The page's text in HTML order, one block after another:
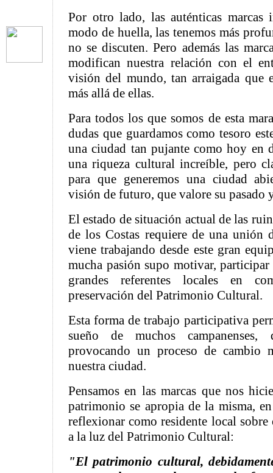
Por otro lado, las auténticas marcas
modo de huella, las tenemos más
no se discuten. Pero además las
modifican nuestra relación con el
visión del mundo, tan arraigada que
más allá de ellas.
Para todos los que somos de esta
dudas que guardamos como tesoro
una ciudad tan pujante como hoy en
una riqueza cultural increíble, pero
para que generemos una ciudad
visión de futuro, que valore su pasado
El estado de situación actual de las
de los Costas requiere de una unión
viene trabajando desde este gran
mucha pasión supo motivar,
grandes referentes locales en
preservación del Patrimonio Cultural.
Esta forma de trabajo participativa
sueño de muchos
provocando un proceso de cambio
nuestra ciudad.
Pensamos en las marcas que nos
patrimonio se apropia de la misma,
reflexionar como residente local
a la luz del Patrimonio Cultural:
"El patrimonio cultural,